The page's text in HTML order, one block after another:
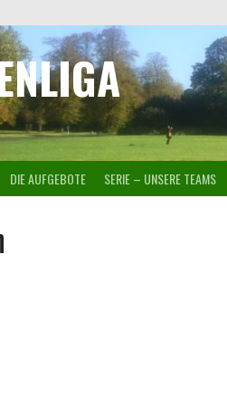
DIE AUFGEBOTE SERIE – UNSERE TEAMS